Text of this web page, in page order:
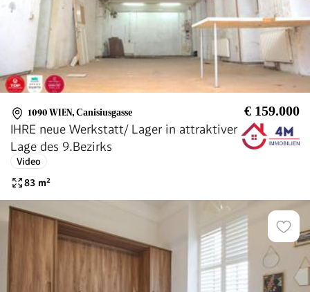
1090 WIEN, Canisiusgasse € 159.000
IHRE neue Werkstatt/ Lager in attraktiver
Lage des 9.Bezirks
Video
83 m²